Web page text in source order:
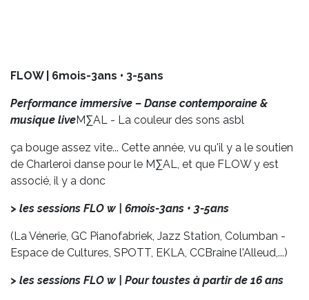
FLOW | 6mois-3ans • 3-5ans
Performance immersive – Danse contemporaine &
musique liveM∑AL - La couleur des sons asbl
ça bouge assez vite... Cette année, vu qu'il y a le soutien
de Charleroi danse pour le M∑AL, et que FLOW y est
associé, il y a donc
> les sessions FLO w | 6mois-3ans • 3-5ans
(La Vénerie, GC Pianofabriek, Jazz Station, Columban -
Espace de Cultures, SPOTT, EKLA, CCBraine l'Alleud,...)
> les sessions FLO w | Pour toustes à partir de 16 ans